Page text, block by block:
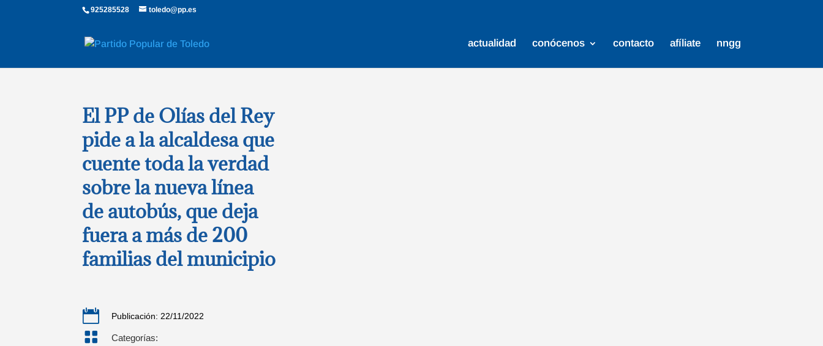
925285528 toledo@pp.es
actualidad conócenos contacto afíliate nngg
El PP de Olías del Rey
pide a la alcaldesa que
cuente toda la verdad
sobre la nueva línea
de autobús, que deja
fuera a más de 200
familias del municipio
 Publicación: 22/11/2022
 Categorías: